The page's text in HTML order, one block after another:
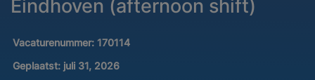
Eindhoven (afternoon shift)
Vacaturenummer: 170114
Geplaatst: juli 31, 2026